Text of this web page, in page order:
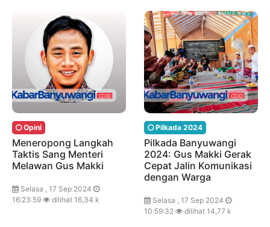
Opini
Meneropong Langkah
Taktis Sang Menteri
Melawan Gus Makki
Selasa , 17 Sep 2024
16:23:59
dilihat 16,34 k
Pilkada 2024
Pilkada Banyuwangi
2024: Gus Makki Gerak
Cepat Jalin Komunikasi
dengan Warga
Selasa , 17 Sep 2024
10:59:32
dilihat 14,77 k